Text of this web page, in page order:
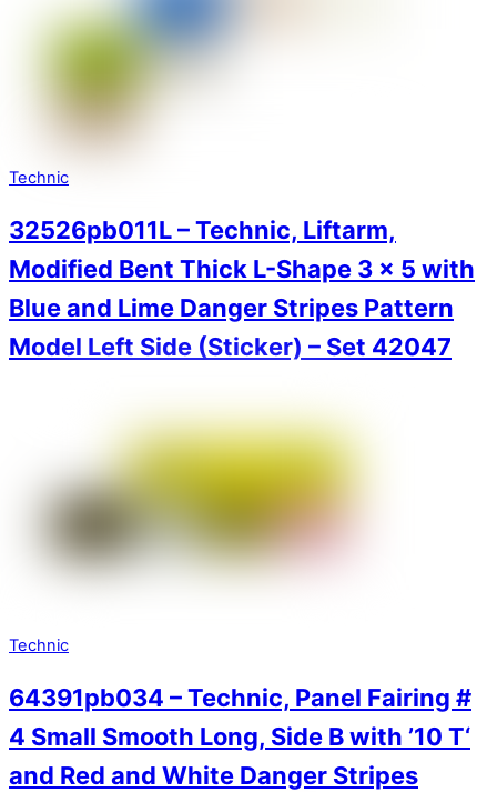
Technic
32526pb011L – Technic, Liftarm,
Modified Bent Thick L-Shape 3 x 5 with
Blue and Lime Danger Stripes Pattern
Model Left Side (Sticker) – Set 42047
Technic
64391pb034 – Technic, Panel Fairing #
4 Small Smooth Long, Side B with ’10 T‘
and Red and White Danger Stripes